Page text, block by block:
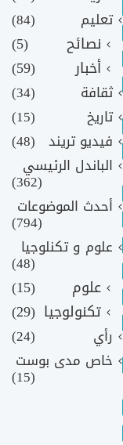
تعليم (84)
نصائح
(5)
أخبار
(59)
ثقافة
(34)
تاريخ
(15)
فيديو تريند (48)
الباندل الرئيسي
(362)
أحدث الموضوعات
(794)
علوم و تكنلوجيا
(48)
علوم
(15)
تكنولوجيا (29)
رأي
(24)
خاص مدى بوست
(15)